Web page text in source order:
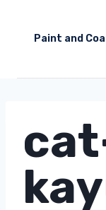
Paint and